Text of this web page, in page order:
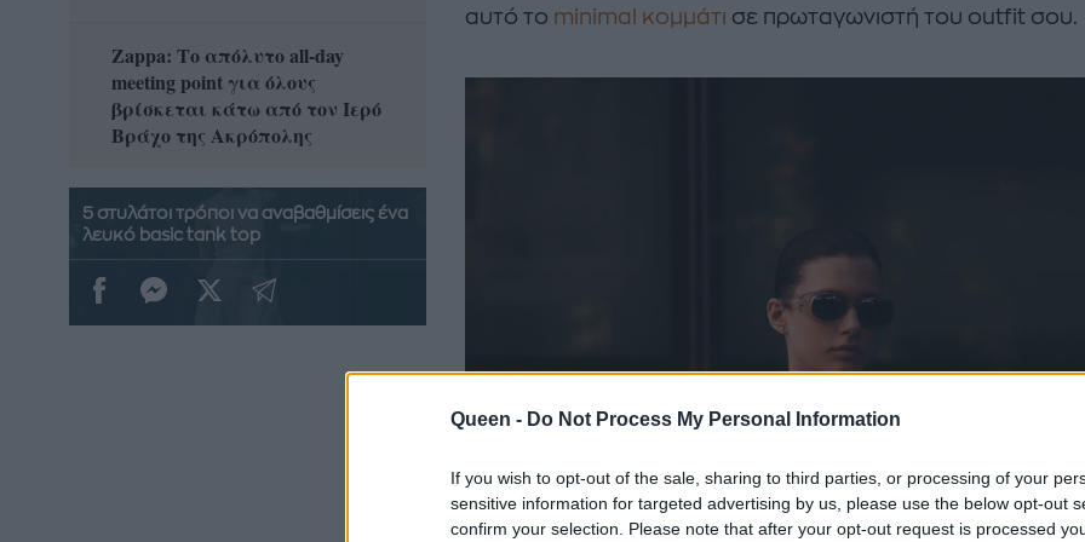
Queen - Do Not Process My Personal Information
If you wish to opt-out of the sale, sharing to third parties, or processing of your
sensitive information for targeted advertising by us, please use the below opt-out
confirm your selection. Please note that after your opt-out request is processed
αυτό το minimal κομμάτι σε πρωταγωνιστή του outfit σου.
Zappa: Το απόλυτο all-day
meeting point για όλους
βρίσκεται κάτω από τον Ιερό
Βράχο της Ακρόπολης
δροσερή σαλάτα με
έπαθα την πρώτη κρίση
5 στυλάτοι τρόποι να αναβαθμίσεις ένα
λευκό basic tank top